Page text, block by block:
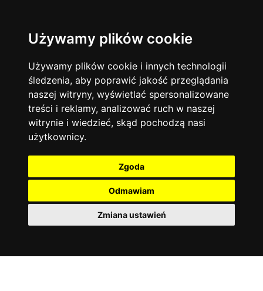
Używamy plików cookie
Używamy plików cookie i innych technologii
śledzenia, aby poprawić jakość przeglądania
naszej witryny, wyświetlać spersonalizowane
treści i reklamy, analizować ruch w naszej
witrynie i wiedzieć, skąd pochodzą nasi
użytkownicy.
Zgoda
Odmawiam
Zmiana ustawień
Język angielski 13744
Matematyka 12928
Chemia 4886
Język niemiecki 4307
Język polski 3426
Fizyka
Język francuski
Warszawa
Korepetycje
Online
14836
Kraków 7753
Wrocław
Łódź 3512
Gdańsk 2075